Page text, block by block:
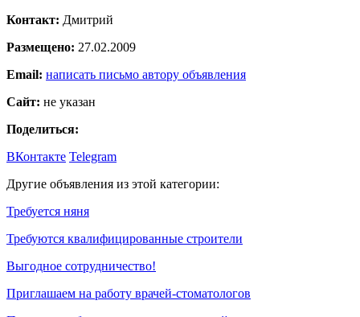
Контакт: Дмитрий
Размещено: 27.02.2009
Email: написать письмо автору объявления
Сайт: не указан
Поделиться:
ВКонтакте Telegram
Другие объявления из этой категории:
Требуется няня
Требуются квалифицированные строители
Выгодное сотрудничество!
Приглашаем на работу врачей-стоматологов